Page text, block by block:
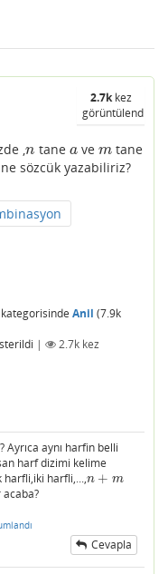
2.7kkez
görüntülendi
,n
n tane a
ave m
mtane
sözcük yazabiliriz?
Anil (7.9k
| 2.7k kez
Ayrıca aynı harfin belli
harf dizimi kelime
harfli,iki harfli,...,n + m
n+m
Cevapla